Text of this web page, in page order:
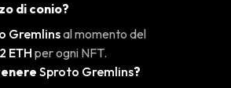
di conio?
Gremlinsal momento del
ETH per ogni NFT.
Sproto Gremlins?